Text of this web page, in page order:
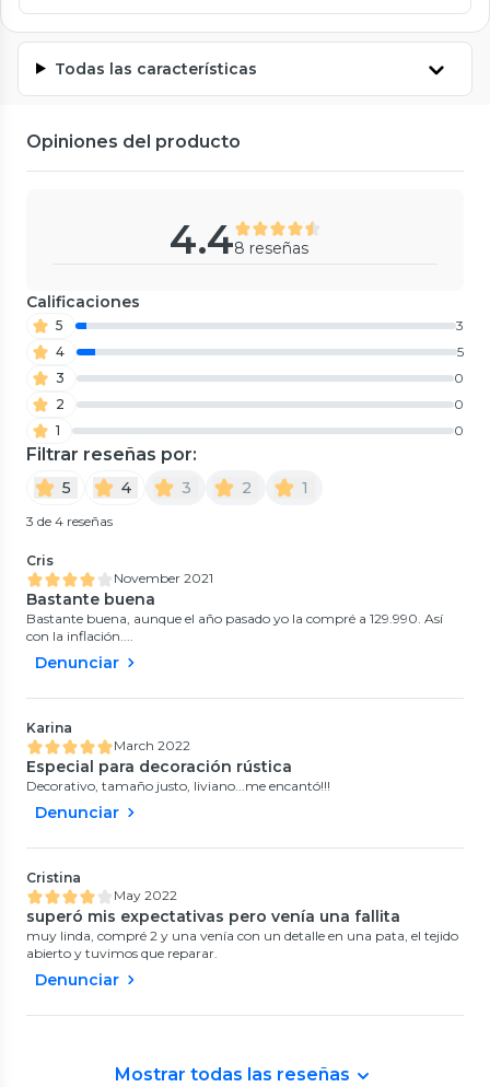
Todas las características
Opiniones del producto
4.48 reseñas
Calificaciones
5
3
4
5
3
0
2
0
1
0
Filtrar reseñas por:
5 4 3 2 1
3 de 4 reseñas
Cris
November 2021
Bastante buena
Bastante buena, aunque el año pasado yo la compré a 129.990. Así
con la inflación....
Denunciar
Karina
March 2022
Especial para decoración rústica
Decorativo, tamaño justo, liviano...me encantó!!!
Denunciar
Cristina
May 2022
superó mis expectativas pero venía una fallita
muy linda, compré 2 y una venía con un detalle en una pata, el tejido
abierto y tuvimos que reparar.
Denunciar
Mostrar todas las reseñas